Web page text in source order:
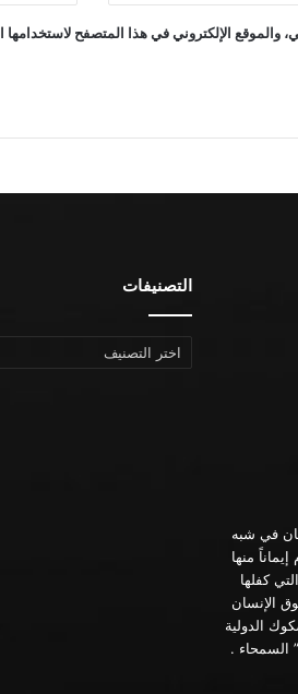
والموقع الإلكتروني في هذا المتصفح لاستخدامها
في شبه
العربية عام 1413 هـ ـ 1992م إيماناً منها
كفلها
الإنسان
الدولية
السمحاء .
التصنيفات
التصنيفات